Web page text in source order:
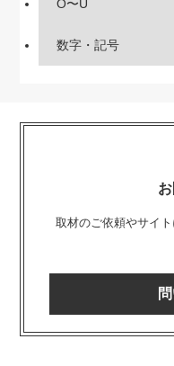
O〜U
数字・記号
取材のご依頼やサイ